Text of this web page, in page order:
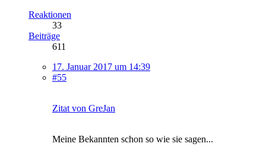
Reaktionen
33
Beiträge
611
17. Januar 2017 um 14:39
#55
Zitat von GreJan
Meine Bekannten schon so wie sie sagen...